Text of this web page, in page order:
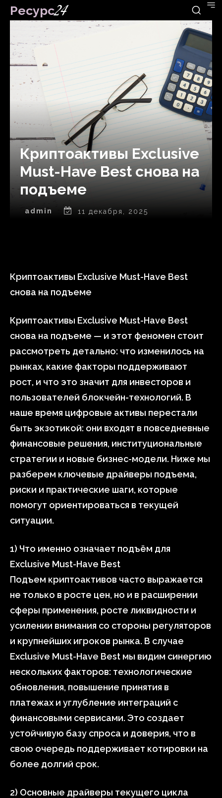
Ресурс24
Криптоактивы Exclusive
Must-Have Best снова на
подъеме
admin 11 декабря, 2025
Криптоактивы Exclusive Must-Have Best
снова на подъеме
Криптоактивы Exclusive Must-Have Best
снова на подъеме — и этот феномен стоит
рассмотреть детально: что изменилось на
рынках, какие факторы поддерживают
рост, и что это значит для инвесторов и
пользователей блокчейн-технологий. В
наше время цифровые активы перестали
быть экзотикой: они входят в повседневные
финансовые решения, институциональные
стратегии и новые бизнес-модели. Ниже мы
разберем ключевые драйверы подъема,
риски и практические шаги, которые
помогут ориентироваться в текущей
ситуации.
1) Что именно означает подъём для
Exclusive Must-Have Best
Подъем криптоактивов часто выражается
не только в росте цен, но и в расширении
сферы применения, росте ликвидности и
усилении внимания со стороны регуляторов
и крупнейших игроков рынка. В случае
Exclusive Must-Have Best мы видим синергию
нескольких факторов: технологические
обновления, повышение принятия в
платежах и углубление интеграций с
финансовыми сервисами. Это создает
устойчивую базу спроса и доверия, что в
свою очередь поддерживает котировки на
более долгий срок.
2) Основные драйверы текущего цикла